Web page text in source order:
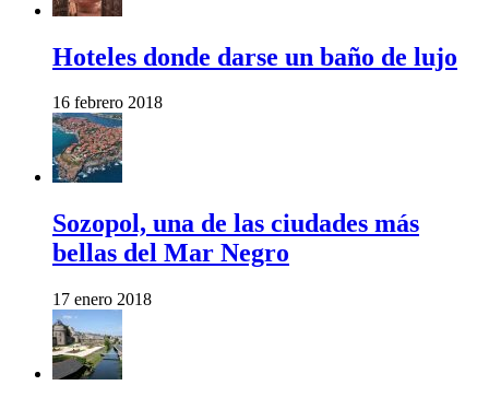
Hoteles donde darse un baño de lujo
16 febrero 2018
Sozopol, una de las ciudades más
bellas del Mar Negro
17 enero 2018